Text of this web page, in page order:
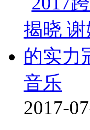
音乐
2017-